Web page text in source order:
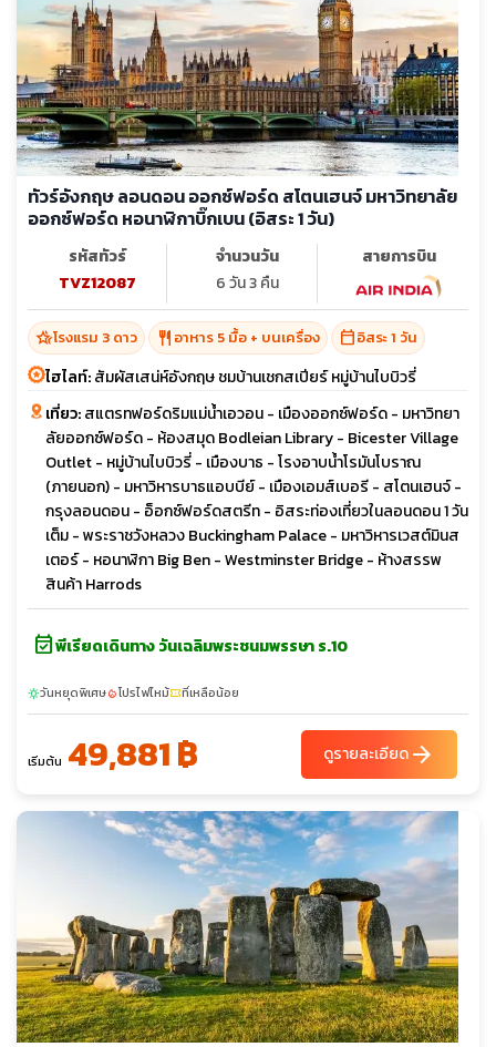
ทัวร์อังกฤษ ลอนดอน ออกซ์ฟอร์ด สโตนเฮนจ์ มหาวิทยาลัย
ออกซ์ฟอร์ด หอนาฬิกาบิ๊กเบน (อิสระ 1 วัน)
รหัสทัวร์
TVZ12087
จำนวนวัน
6 วัน 3 คืน
สายการบิน
hotel_classโรงแรม 3 ดาว restaurant อาหาร 5 มื้อ + บนเครื่อง calendar_todayอิสระ 1 วัน
ไฮไลท์:สัมผัสเสน่ห์อังกฤษ ชมบ้านเชกสเปียร์ หมู่บ้านไบบิวรี่
เที่ยว:สแตรทฟอร์ดริมแม่น้ำเอวอน - เมืองออกซ์ฟอร์ด - มหาวิทยา
ลัยออกซ์ฟอร์ด - ห้องสมุด Bodleian Library - Bicester Village
Outlet - หมู่บ้านไบบิวรี่ - เมืองบาธ - โรงอาบน้ำโรมันโบราณ
(ภายนอก) - มหาวิหารบาธแอบบีย์ - เมืองเอมส์เบอรี - สโตนเฮนจ์ -
กรุงลอนดอน - อ็อกซ์ฟอร์ดสตรีท - อิสระท่องเที่ยวในลอนดอน 1 วัน
เต็ม - พระราชวังหลวง Buckingham Palace - มหาวิหารเวสต์มินส
เตอร์ - หอนาฬิกา Big Ben - Westminster Bridge - ห้างสรรพ
สินค้า Harrods
event_availableพีเรียดเดินทาง วันเฉลิมพระชนมพรรษา ร.10
sunnyวันหยุดพิเศษlocal_fire_departmentโปรไฟไหม้confirmation_numberที่เหลือน้อย
เริ่มต้น 49,881 ฿ ดูรายละเอียดarrow_forward